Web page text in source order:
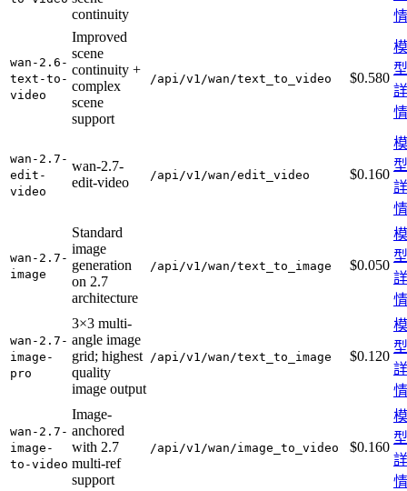
continuity
情
wan-2.6-
text-to-
video
Improved
scene
continuity +
complex
scene
support
/api/v1/wan/text_to_video $0.580
模
型
詳
情
wan-2.7-
edit-
video
wan-2.7-
edit-video
/api/v1/wan/edit_video $0.160
模
型
詳
情
wan-2.7-
image
Standard
image
generation
on 2.7
architecture
/api/v1/wan/text_to_image $0.050
模
型
詳
情
wan-2.7-
image-
pro
3×3 multi-
angle image
grid; highest
quality
image output
/api/v1/wan/text_to_image $0.120
模
型
詳
情
wan-2.7-
image-
to-video
Image-
anchored
with 2.7
multi-ref
support
/api/v1/wan/image_to_video $0.160
模
型
詳
情